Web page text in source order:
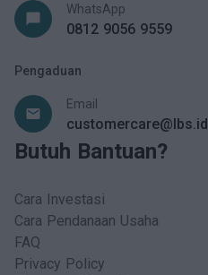
chat_bubble
WhatsApp
0812 9056 9559
Pengaduan
email
Email
customercare@lbs.id
Butuh Bantuan?
Cara Investasi
Cara Pendanaan Usaha
FAQ
Privacy Policy